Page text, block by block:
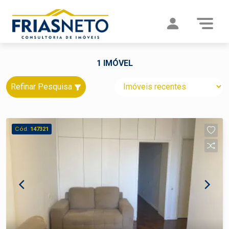
1 IMÓVEL
Refinar Pesquisa
Cód. 147321